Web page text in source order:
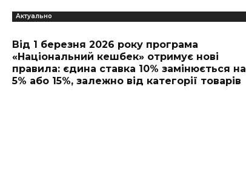
Актуально
Від 1 березня 2026 року програма
«Національний кешбек» отримує нові
правила: єдина ставка 10% замінюється на
5% або 15%, залежно від категорії товарів